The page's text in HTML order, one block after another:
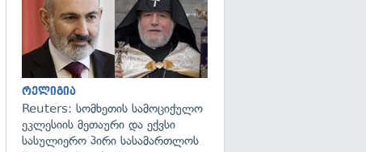
რელიგია
Reuters: სომხეთის სამოციქულო
ეკლესიის მეთაური და ექვსი
სასულიერო პირი სასამართლოს